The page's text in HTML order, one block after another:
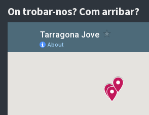
On trobar-nos? Com arribar?